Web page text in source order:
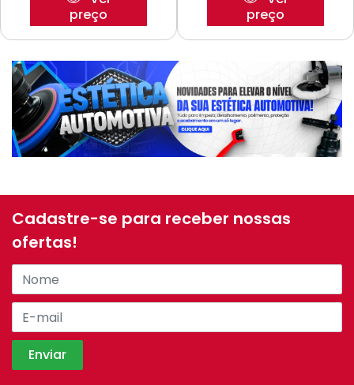
preço
preço
Cadastre-se para receber nossas
ofertas!